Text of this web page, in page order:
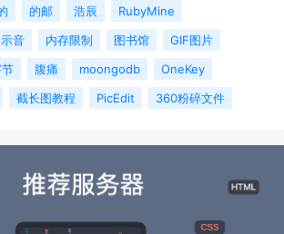
的邮 浩辰
RubyMine
音 内存限制 图书馆
GIF图片
腹痛 moongodb
OneKey
截长图教程 PicEdit 360粉碎文件